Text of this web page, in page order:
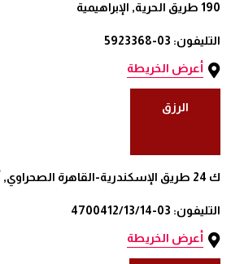
190 طريق الحرية, الإبراهيمية
التليفون: 03-5923368
أعرض الخريطة
الرزق
ك 24 طريق الإسكندرية-القاهرة الصحراوي, أمام بيبسي كولا
التليفون: 03-4700412/13/14
أعرض الخريطة